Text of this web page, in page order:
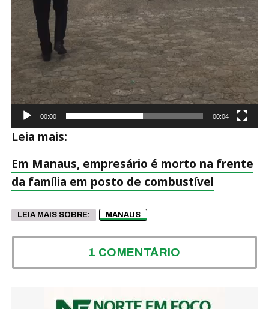
00:00 00:04
Leia mais:
Em Manaus, empresário é morto na frente
da família em posto de combustível
LEIA MAIS SOBRE: MANAUS
1 COMENTÁRIO